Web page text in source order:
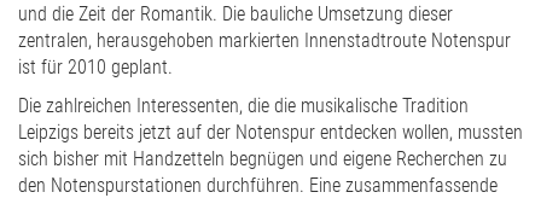
und die Zeit der Romantik. Die bauliche Umsetzung dieser
zentralen, herausgehoben markierten Innenstadtroute Notenspur
ist für 2010 geplant.
Die zahlreichen Interessenten, die die musikalische Tradition
Leipzigs bereits jetzt auf der Notenspur entdecken wollen, mussten
sich bisher mit Handzetteln begnügen und eigene Recherchen zu
den Notenspurstationen durchführen. Eine zusammenfassende